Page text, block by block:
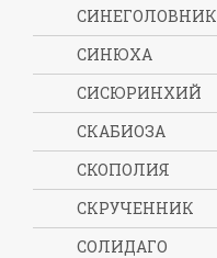
СИНЕГОЛОВНИК
СИНЮХА
СИСЮРИНХИЙ
СКАБИОЗА
СКОПОЛИЯ
СКРУЧЕННИК
СОЛИДАГО